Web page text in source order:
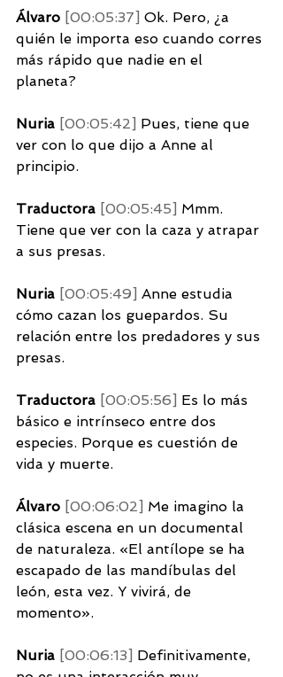
Álvaro [00:05:37] Ok. Pero, ¿a
quién le importa eso cuando corres
más rápido que nadie en el
planeta?
Nuria [00:05:42] Pues, tiene que
ver con lo que dijo a Anne al
principio.
Traductora [00:05:45] Mmm.
Tiene que ver con la caza y atrapar
a sus presas.
Nuria [00:05:49] Anne estudia
cómo cazan los guepardos. Su
relación entre los predadores y sus
presas.
Traductora [00:05:56] Es lo más
básico e intrínseco entre dos
especies. Porque es cuestión de
vida y muerte.
Álvaro [00:06:02] Me imagino la
clásica escena en un documental
de naturaleza. «El antílope se ha
escapado de las mandíbulas del
león, esta vez. Y vivirá, de
momento».
Nuria [00:06:13] Definitivamente,